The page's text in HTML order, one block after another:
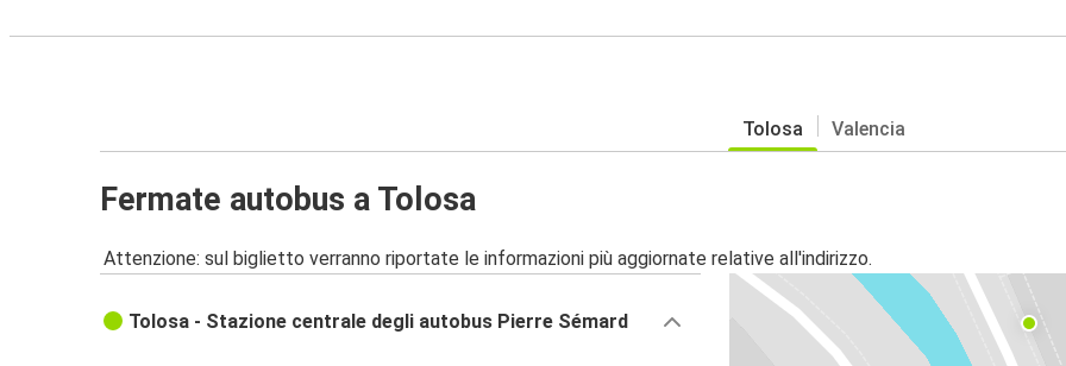
Tolosa Valencia
Fermate autobus a Tolosa
Attenzione: sul biglietto verranno riportate le informazioni più aggiornate relative all'indirizzo.
Tolosa - Stazione centrale degli autobus Pierre Sémard